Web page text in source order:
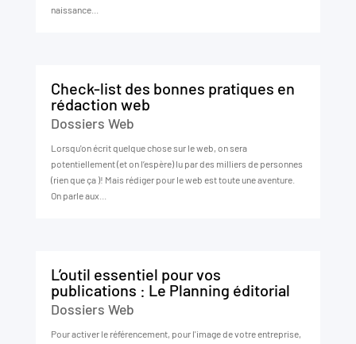
naissance...
Check-list des bonnes pratiques en
rédaction web
Dossiers Web
Lorsqu'on écrit quelque chose sur le web, on sera
potentiellement (et on l’espère) lu par des milliers de personnes
(rien que ça )! Mais rédiger pour le web est toute une aventure.
On parle aux...
L’outil essentiel pour vos
publications : Le Planning éditorial
Dossiers Web
Pour activer le référencement, pour l'image de votre entreprise,